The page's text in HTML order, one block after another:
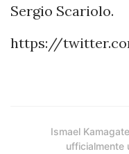
Sergio Scariolo.
https://
Ismael
ufficialmente